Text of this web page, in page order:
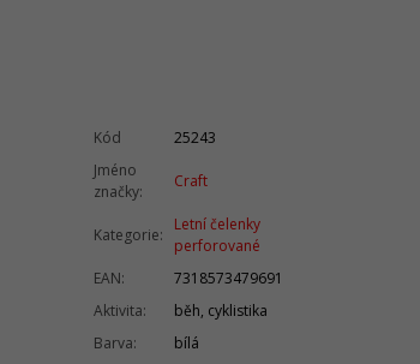
Kód
25243
Jméno
značky:
Craft
Kategorie:
Letní čelenky
perforované
EAN:
7318573479691
Aktivita:
běh, cyklistika
Barva:
bílá